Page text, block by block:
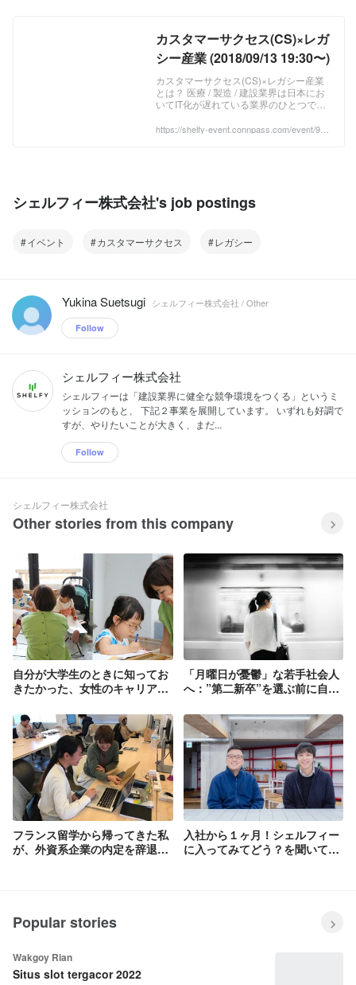
カスタマーサクセス(CS)×レガ
シー産業 (2018/09/13 19:30〜)
カスタマーサクセス(CS)×レガシー産業
とは？ 医療 / 製造 / 建設業界は日本にお
いてIT化が遅れている業界のひとつで
り、ITリテラシーが総じて低かったりと
https://shelfy-event.connpass.com/event/967
シェルフィー株式会社's job postings
イベント カスタマーサクセス レガシー
Yukina Suetsugi シェルフィー株式会社 / Other
Follow
シェルフィー株式会社
シェルフィーは「建設業界に健全な競争環境をつくる」というミ
ッションのもと、 下記２事業を展開しています。 いずれも好調で
すが、やりたいことが大きく、まだ...
Follow
シェルフィー株式会社
Other stories from this company
自分が大学生のときに知ってお
きたかった、女性のキャリア戦
「月曜日が憂鬱」な若手社会人
へ：”第二新卒”を選ぶ前に自分
フランス留学から帰ってきた私
が、外資系企業の内定を辞退し
入社から１ヶ月！シェルフィー
に入ってみてどう？を聞いてみ
Popular stories
Wakgoy Rian
Situs slot tergacor 2022